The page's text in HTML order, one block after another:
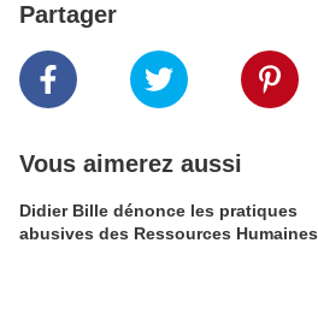
Partager
Vous aimerez aussi
Didier Bille dénonce les pratiques
abusives des Ressources Humaines